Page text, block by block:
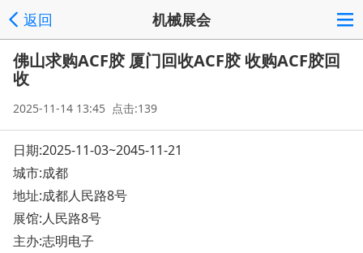
返回 机械展会
佛山求购ACF胶 厦门回收ACF胶 收购ACF胶回
收
2025-11-14 13:45 点击:139
日期:2025-11-03~2045-11-21
城市:成都
地址:成都人民路8号
展馆:人民路8号
主办:志明电子